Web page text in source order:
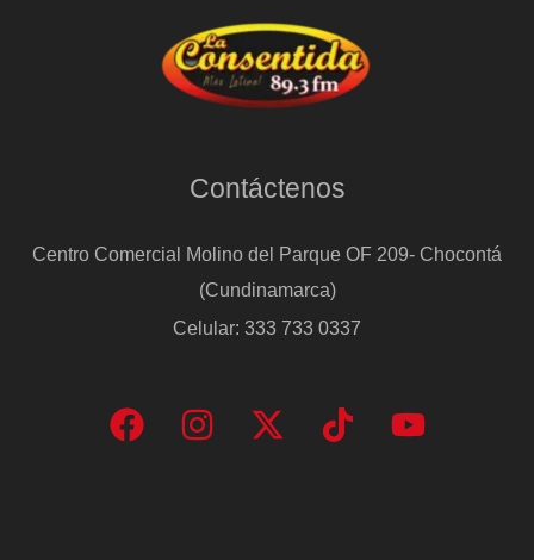
Contáctenos
Centro Comercial Molino del Parque OF 209- Chocontá
(Cundinamarca)
Celular: 333 733 0337